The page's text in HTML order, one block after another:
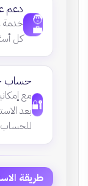
🧑
💼
دعم
خدمة
كل
🔐
حساب
مع
بعد
طريقة